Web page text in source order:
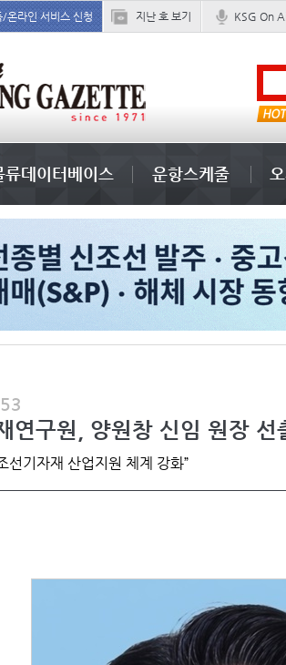
/온라인 서비스 신청 지난 호 보기 KSG On
냉동
류데이터베이스 운항스케줄
연구원, 양원창 신임 원장 선
선기자재 산업지원 체계 강화”